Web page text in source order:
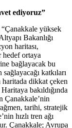
ediyoruz”
“Çanakkale yüksek
Bakanlığı
haritası,
hedef ortaya
bağlayacak bu
katkıları
haritada dikkat çeken
bakıldığında
Çanakkale’nin
tarihi, stratejik
hızlı tren ağı
Çanakkale; Avrupa